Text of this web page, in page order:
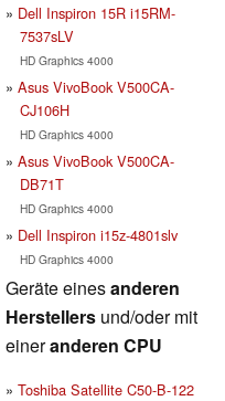
Dell Inspiron 15R i15RM-
7537sLV
HD Graphics 4000
Asus VivoBook V500CA-
CJ106H
HD Graphics 4000
Asus VivoBook V500CA-
DB71T
HD Graphics 4000
Dell Inspiron i15z-4801slv
HD Graphics 4000
Geräte einesanderen
Herstellers und/oder mit
eineranderen CPU
Toshiba Satellite C50-B-122